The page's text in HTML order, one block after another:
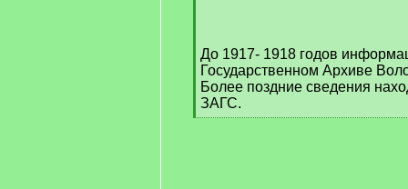
До 1917- 1918 годов
Государственном Архиве
Более поздние сведения
ЗАГС.
[